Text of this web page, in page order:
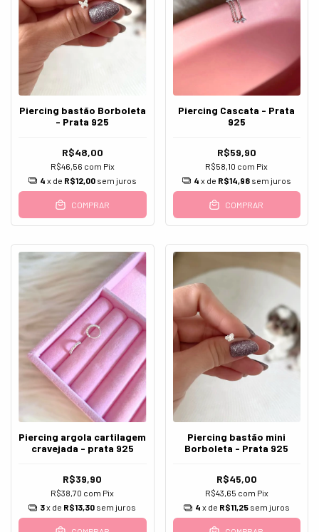
Piercing bastão Borboleta
- Prata 925
R$48,00
R$46,56 com Pix
4 x de R$12,00 sem juros
COMPRAR
Piercing Cascata - Prata
925
R$59,90
R$58,10 com Pix
4 x de R$14,98 sem juros
COMPRAR
Piercing argola cartilagem
cravejada - prata 925
R$39,90
R$38,70 com Pix
3x de R$13,30 sem juros
Piercing bastão mini
Borboleta - Prata 925
R$45,00
R$43,65 com Pix
4 x de R$11,25 sem juros